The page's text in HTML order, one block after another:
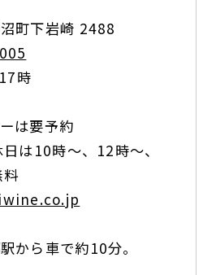
町下岩崎 2488
時
は要予約
は10時〜、12時〜、
から車で約10分。